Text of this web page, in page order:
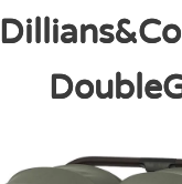
ג'אם ירוק | Dillians&Co